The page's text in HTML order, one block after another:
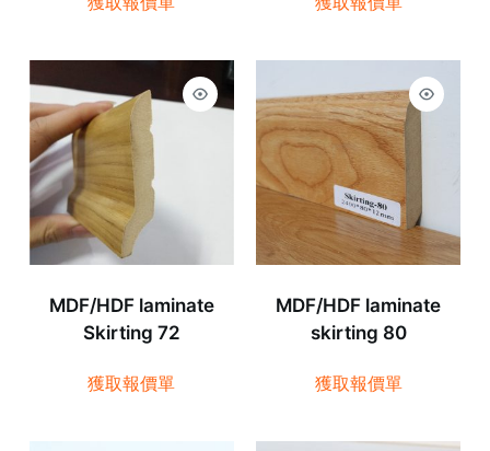
MDF/HDF laminate
Skirting 72
獲取報價單
MDF/HDF laminate
skirting 80
獲取報價單